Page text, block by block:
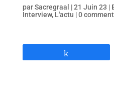
parSacregraal |21 Juin 23 |
Interview, L'actu |0